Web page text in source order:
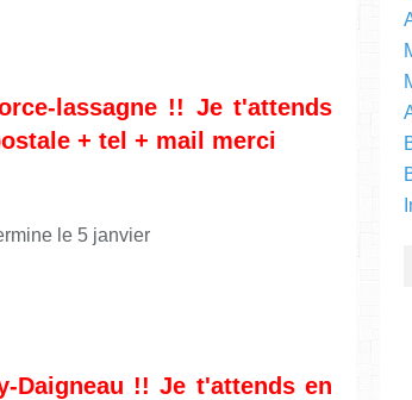
lassagne !! Je t'attends
+ tel + mail merci
le 5 janvier
Daigneau !! Je t'attends en